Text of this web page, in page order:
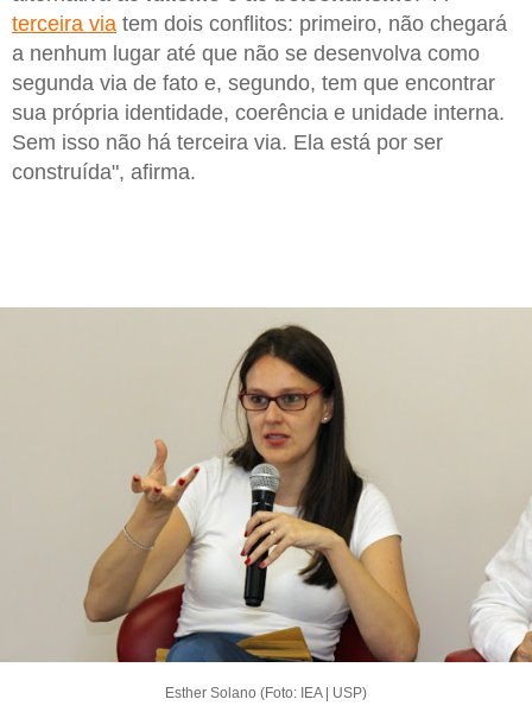
terceira via tem dois conflitos: primeiro, não chegará
a nenhum lugar até que não se desenvolva como
segunda via de fato e, segundo, tem que encontrar
sua própria identidade, coerência e unidade interna.
Sem isso não há terceira via. Ela está por ser
construída", afirma.
Esther Solano (Foto: IEA | USP)